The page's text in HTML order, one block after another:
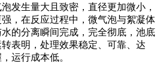
生量大且致密，直径更加微小，
，在反应过程中，微气泡与絮凝体
的分离瞬间完成，完全彻底，池底
表明，处理效果稳定、可靠、达
运行成本低。